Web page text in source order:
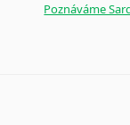
Poznáváme